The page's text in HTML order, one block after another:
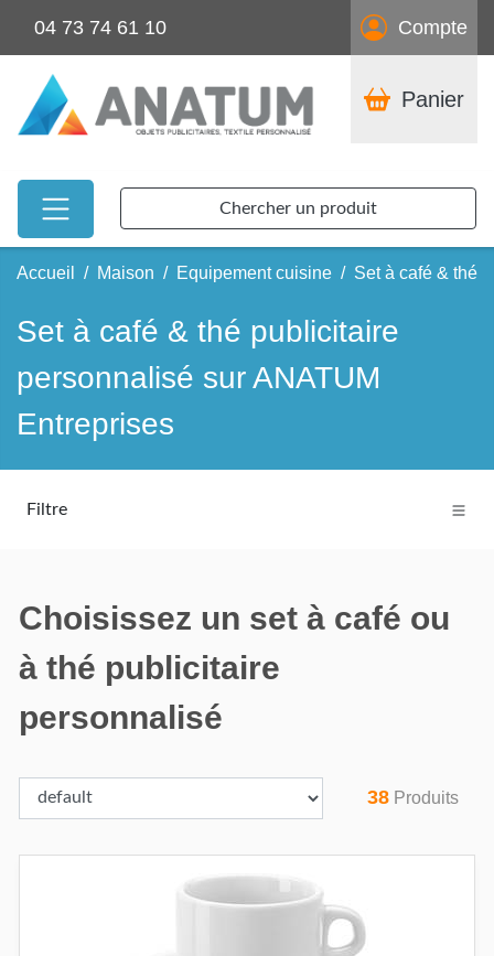
04 73 74 61 10 Compte
Panier
Chercher un produit
Accueil Maison Equipement cuisine Set à café & thé
Set à café & thé publicitaire
personnalisé sur ANATUM
Entreprises
Filtre
Choisissez un set à café ou
à thé publicitaire
personnalisé
38 Produits